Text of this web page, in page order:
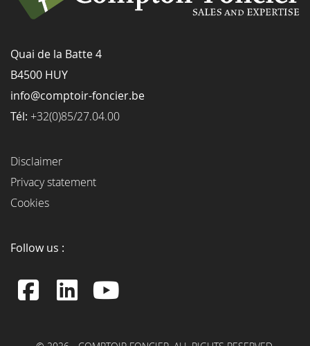
Quai de la Batte 4
B4500 HUY
info@comptoir-foncier.be
Tél: +32(0)85/27.04.00
Disclaimer
Privacy statement
Cookies
Follow us :